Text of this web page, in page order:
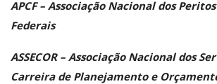
APCF – Associação Nacional dos
Federais
ASSECOR – Associação Nacional dos
Carreira de Planejamento e